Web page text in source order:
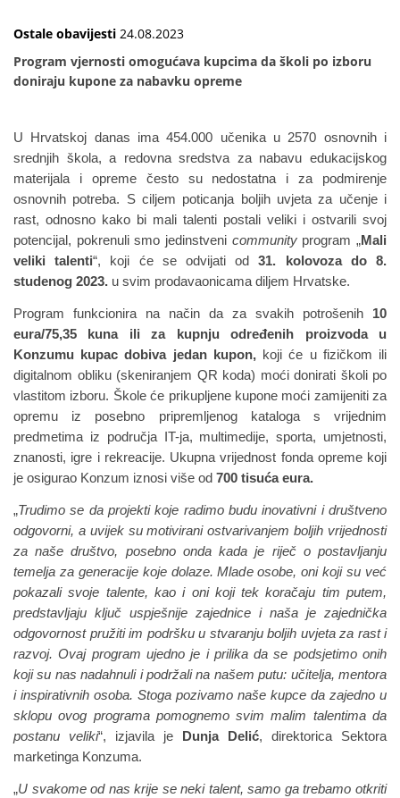
Ostale obavijesti 24.08.2023
Program vjernosti omogućava kupcima da školi po izboru
doniraju kupone za nabavku opreme
U Hrvatskoj danas ima 454.000 učenika u 2570 osnovnih i
srednjih škola, a redovna sredstva za nabavu edukacijskog
materijala i opreme često su nedostatna i za podmirenje
osnovnih potreba. S ciljem poticanja boljih uvjeta za učenje i
rast, odnosno kako bi mali talenti postali veliki i ostvarili svoj
potencijal, pokrenuli smo jedinstveni communityprogram „Mali
veliki talenti“, koji će se odvijati od31. kolovoza do 8.
studenog 2023. u svim prodavaonicama diljem Hrvatske.
Program funkcionira na način da za svakih potrošenih 10
eura/75,35 kuna ili za kupnju određenih proizvoda u
Konzumu kupac dobiva jedan kupon,koji će u fizičkom ili
digitalnom obliku (skeniranjem QR koda) moći donirati školi po
vlastitom izboru. Škole će prikupljene kupone moći zamijeniti za
opremu iz posebno pripremljenog kataloga s vrijednim
predmetima iz područja IT-ja, multimedije, sporta, umjetnosti,
znanosti, igre i rekreacije. Ukupna vrijednost fonda opreme koji
je osigurao Konzum iznosi više od 700 tisuća eura.
„Trudimo se da projekti koje radimo budu inovativni i društveno
odgovorni, a uvijek su motivirani ostvarivanjem boljih vrijednosti
za naše društvo, posebno onda kada je riječ o postavljanju
temelja za generacije koje dolaze. Mlade osobe, oni koji su već
pokazali svoje talente, kao i oni koji tek koračaju tim putem,
predstavljaju ključ uspješnije zajednice i naša je zajednička
odgovornost pružiti im podršku u stvaranju boljih uvjeta za rast i
razvoj. Ovaj program ujedno je i prilika da se podsjetimo onih
koji su nas nadahnuli i podržali na našem putu: učitelja, mentora
i inspirativnih osoba. Stoga pozivamo naše kupce da zajedno u
sklopu ovog programa pomognemo svim malim talentima da
postanu veliki“, izjavila je Dunja Delić, direktorica Sektora
marketinga Konzuma.
„U svakome od nas krije se neki talent, samo ga trebamo otkriti